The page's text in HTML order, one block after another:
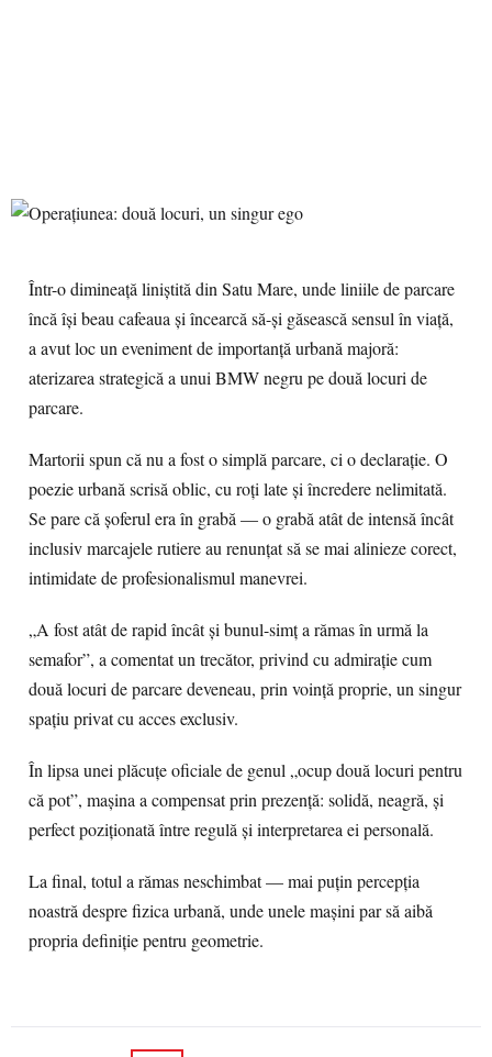
Într-o dimineață liniștită din Satu Mare, unde liniile de parcare
încă își beau cafeaua și încearcă să-și găsească sensul în viață,
a avut loc un eveniment de importanță urbană majoră:
aterizarea strategică a unui BMW negru pe două locuri de
parcare.
Martorii spun că nu a fost o simplă parcare, ci o declarație. O
poezie urbană scrisă oblic, cu roți late și încredere nelimitată.
Se pare că șoferul era în grabă — o grabă atât de intensă încât
inclusiv marcajele rutiere au renunțat să se mai alinieze corect,
intimidate de profesionalismul manevrei.
„A fost atât de rapid încât și bunul-simț a rămas în urmă la
semafor”, a comentat un trecător, privind cu admirație cum
două locuri de parcare deveneau, prin voință proprie, un singur
spațiu privat cu acces exclusiv.
În lipsa unei plăcuțe oficiale de genul „ocup două locuri pentru
că pot”, mașina a compensat prin prezență: solidă, neagră, și
perfect poziționată între regulă și interpretarea ei personală.
La final, totul a rămas neschimbat — mai puțin percepția
noastră despre fizica urbană, unde unele mașini par să aibă
propria definiție pentru geometrie.